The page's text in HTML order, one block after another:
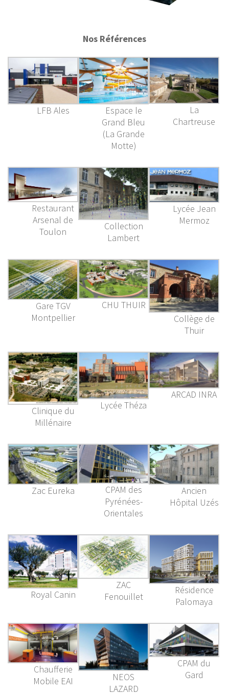
Nos Références
LFB Ales
Espace le
Grand Bleu
(La Grande
Motte)
La
Chartreuse
Restaurant
Arsenal de
Toulon
Collection
Lambert
Lycée Jean
Mermoz
Gare TGV
Montpellier
CHU THUIR
Collège de
Thuir
Clinique du
Millénaire
Lycée Théza
ARCAD INRA
Zac Eureka
CPAM des
Pyrénées-
Orientales
Ancien
Hôpital Uzés
Royal Canin
ZAC
Fenouillet
Résidence
Palomaya
Chaufferie
Mobile EAI
NEOS
LAZARD
CPAM du
Gard